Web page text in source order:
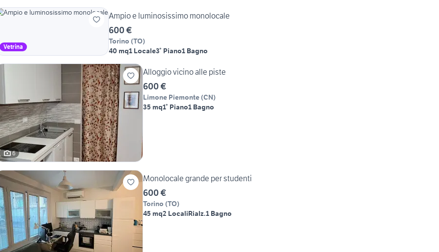
Vetrina
Ampio e luminosissimo monolocale
600 €
Torino (TO)
40 mq1 Locale3° Piano1 Bagno
6
Alloggio vicino alle piste
600 €
Limone Piemonte (CN)
35 mq1° Piano1 Bagno
Monolocale grande per studenti
600 €
Torino (TO)
45 mq2 LocaliRialz.1 Bagno